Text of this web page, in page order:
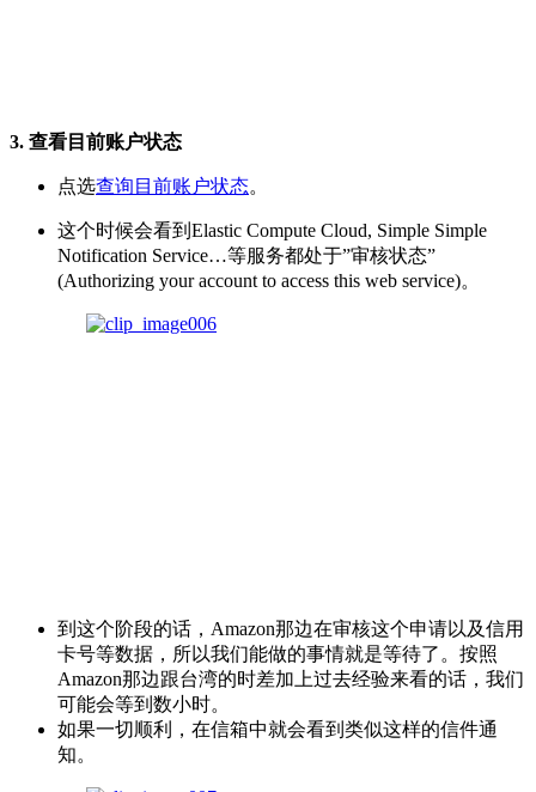
3. 查看目前账户状态
点选查询目前账户状态。
这个时候会看到Elastic Compute Cloud, Simple Simple
Notification Service…等服务都处于”审核状态”
(Authorizing your account to access this web service)。
到这个阶段的话，Amazon那边在审核这个申请以及信用
卡号等数据，所以我们能做的事情就是等待了。按照
Amazon那边跟台湾的时差加上过去经验来看的话，我们
可能会等到数小时。
如果一切顺利，在信箱中就会看到类似这样的信件通
知。